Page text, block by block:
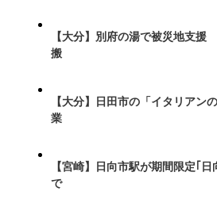
【大分】別府の湯で被災地支
搬
【大分】日田市の「イタリアン
業
【宮崎】日向市駅が期間限定｢日
で